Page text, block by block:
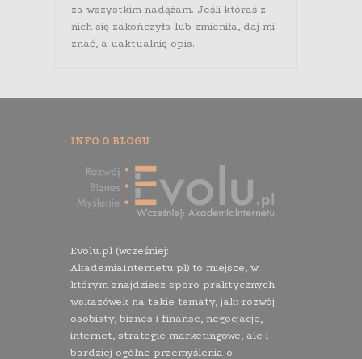
za wszystkim nadążam. Jeśli któraś z
nich się zakończyła lub zmieniła, daj mi
znać, a uaktualnię opis.
INFO O BLOGU
Evolu.pl (wcześniej:
AkademiaInternetu.pl) to miejsce, w
którym znajdziesz sporo praktycznych
wskazówek na takie tematy, jak: rozwój
osobisty, biznes i finanse, negocjacje,
internet, strategie marketingowe, ale i
bardziej ogólne przemyślenia o